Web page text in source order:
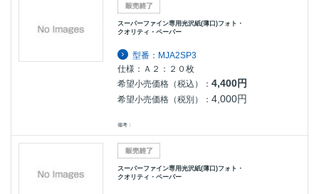
スーパーファイン専用光沢紙(薄口)フォト・
クオリティ・ペーパー
型番：MJA2SP3
仕様：Ａ２：２０枚
希望小売価格（税込）：4,400円
希望小売価格（税別）：4,000円
備考：
スーパーファイン専用光沢紙(薄口)フォト・
クオリティ・ペーパー